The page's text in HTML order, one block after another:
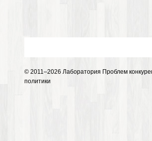
© 2011–2026 Лаборатория Проблем
политики